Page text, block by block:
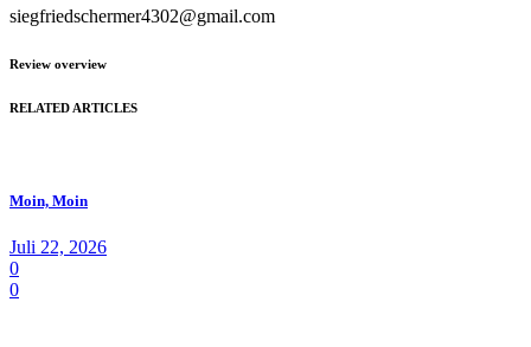
siegfriedschermer4302@gmail.com
Review overview
RELATED ARTICLES
Moin, Moin
Juli 22, 2026
0
0